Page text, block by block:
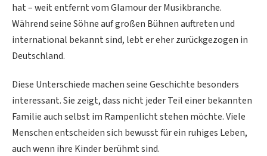
hat – weit entfernt vom Glamour der Musikbranche.
Während seine Söhne auf großen Bühnen auftreten und
international bekannt sind, lebt er eher zurückgezogen in
Deutschland.
Diese Unterschiede machen seine Geschichte besonders
interessant. Sie zeigt, dass nicht jeder Teil einer bekannten
Familie auch selbst im Rampenlicht stehen möchte. Viele
Menschen entscheiden sich bewusst für ein ruhiges Leben,
auch wenn ihre Kinder berühmt sind.